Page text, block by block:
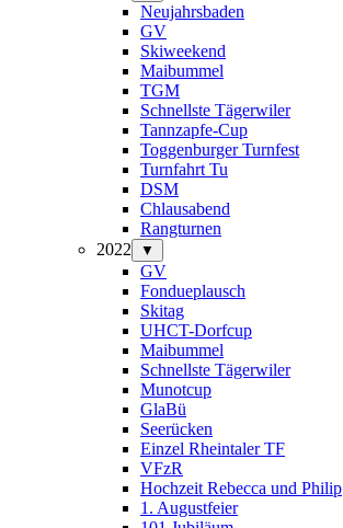
Neujahrsbaden
GV
Skiweekend
Maibummel
TGM
Schnellste Tägerwiler
Tannzapfe-Cup
Toggenburger Turnfest
Turnfahrt Tu
DSM
Chlausabend
Rangturnen
2022
▼
GV
Fondueplausch
Skitag
UHCT-Dorfcup
Maibummel
Schnellste Tägerwiler
Munotcup
GlaBü
Seerücken
Einzel Rheintaler TF
VFzR
Hochzeit Rebecca und Philip
1. Augustfeier